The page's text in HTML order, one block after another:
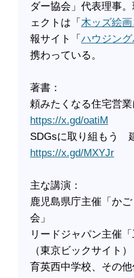
ダー協会」代表理事
ェクトは「 木ッズ絵
報サイト「 ハウジン
携わっている。
著書：
頼みたくなる住宅営
https://x.gd/oatiM
SDGsに取り組もう
https://x.gd/MXYJr
主な講演：
鹿児島県庁主催「か
会」
リードジャパン主催
（東京ビックサイト）
育英西中学校、その